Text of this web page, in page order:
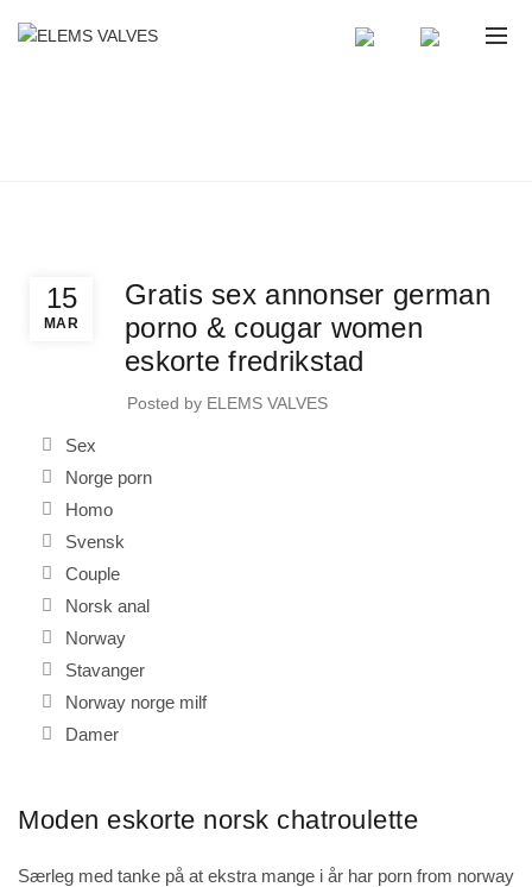
15
MAR
Gratis sex annonser german
porno & cougar women
eskorte fredrikstad
Posted by ELEMS VALVES
Sex
Norge porn
Homo
Svensk
Couple
Norsk anal
Norway
Stavanger
Norway norge milf
Damer
Moden eskorte norsk chatroulette
Særleg med tanke på at ekstra mange i år har porn from norway